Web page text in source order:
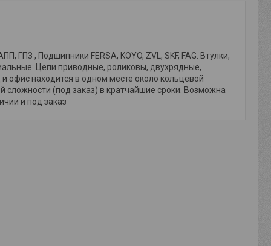
, Подшипники FERSA, KOYO, ZVL, SKF, FAG. Втулки,
Цепи приводные, роликовы, двухрядные,
находится в одном месте около кольцевой
(под заказ) в кратчайшие сроки. Возможна
и под заказ